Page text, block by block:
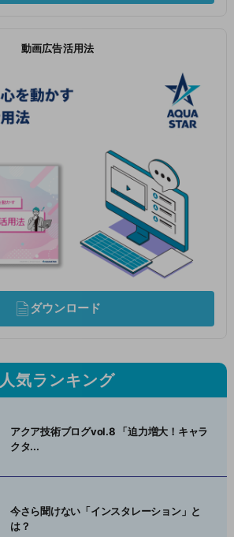
動画広告活用法
ダウンロード
人気ランキング
アクア技術ブログvol.8 「迫力増大！キャラ
クタ...
今さら聞けない「インスタレーション」と
は？